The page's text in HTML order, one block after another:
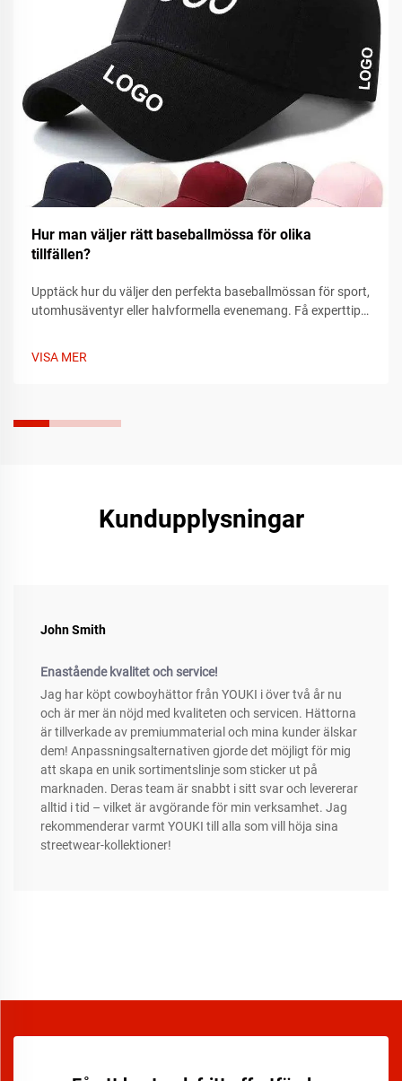
Hur man väljer rätt baseballmössa för olika
tillfällen?
Upptäck hur du väljer den perfekta baseballmössan för sport,
utomhusäventyr eller halvformella evenemang. Få experttips
VISA MER
Kundupplysningar
John Smith
Enastående kvalitet och service!
Jag har köpt cowboyhättor från YOUKI i över två år nu
och är mer än nöjd med kvaliteten och servicen. Hättorna
är tillverkade av premiummaterial och mina kunder älskar
dem! Anpassningsalternativen gjorde det möjligt för mig
att skapa en unik sortimentslinje som sticker ut på
marknaden. Deras team är snabbt i sitt svar och levererar
alltid i tid – vilket är avgörande för min verksamhet. Jag
rekommenderar varmt YOUKI till alla som vill höja sina
streetwear-kollektioner!